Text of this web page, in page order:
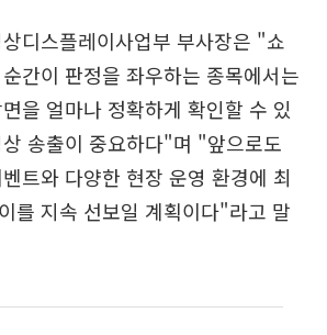
디스플레이사업부 부사장은 "쇼
간이 판정을 좌우하는 종목에서는
을 얼마나 정확하게 확인할 수 있
송출이 중요하다"며 "앞으로도
트와 다양한 현장 운영 환경에 최
를 지속 선보일 계획이다"라고 말